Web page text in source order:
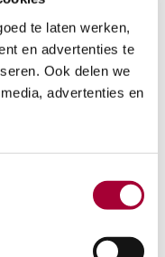
te laten werken,
en advertenties te
Ook delen we
advertenties en
op ons terrein.